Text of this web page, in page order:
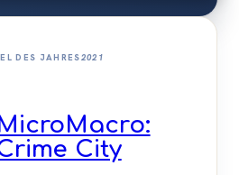
DES JAHRES2021
City